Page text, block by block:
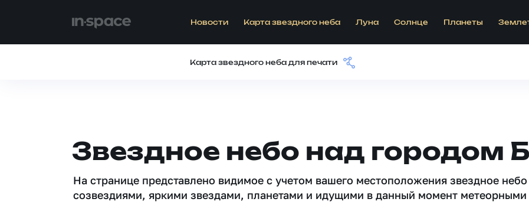
Новости Карта звездного неба Луна Солнце Планеты
Карта звездного неба для печати
Звездное небо над городом
На странице представлено видимое c учетом вашего местоположения звездное
созвездиями, яркими звездами, планетами и идущими в данный момент метеорными